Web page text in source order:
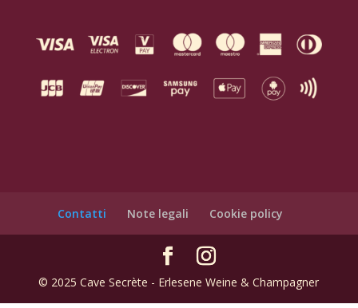
Contatti Note legali Cookie policy
© 2025 Cave Secrète - Erlesene Weine & Champagner